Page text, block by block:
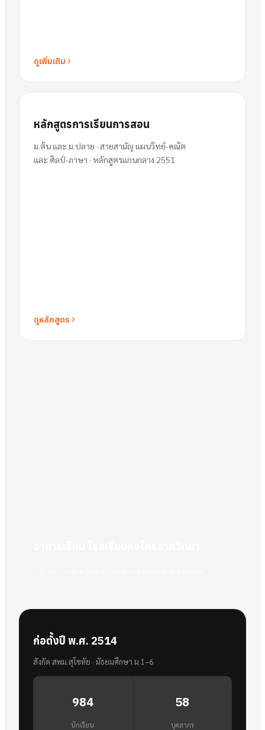
ดูเพิ่มเติม
หลักสูตรการเรียนการสอน
ม.ต้น และ ม.ปลาย · สายสามัญ แผนวิทย์-คณิต
และ ศิลป์-ภาษา · หลักสูตรแกนกลาง 2551
ดูหลักสูตร
ก่อตั้งปี พ.ศ. 2514
สังกัด สพม.สุโขทัย · มัธยมศึกษา ม.1–6
984
นักเรียน
58
บุคลากร